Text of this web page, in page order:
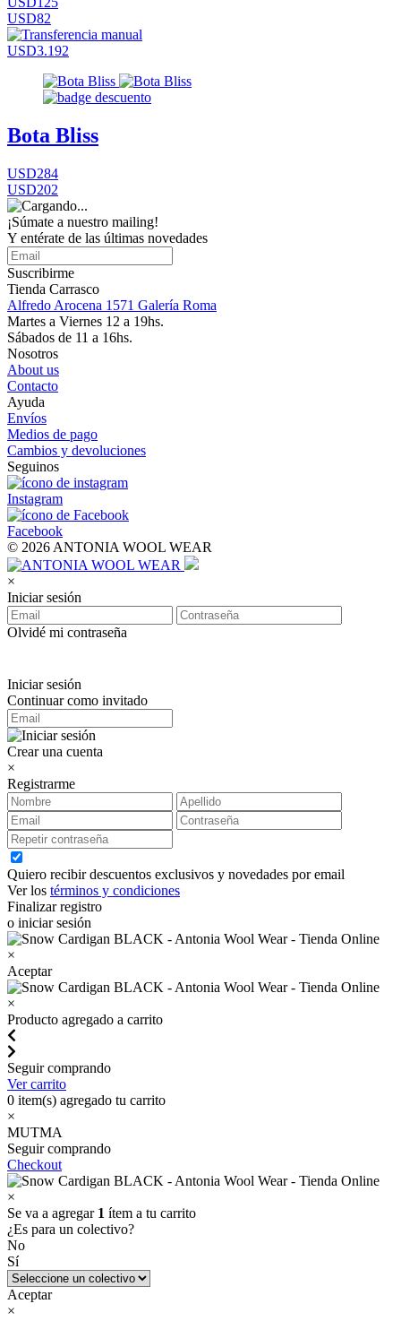
USD82
USD3.192
Bota Bliss
USD284
USD202
¡Súmate a nuestro mailing!
Y entérate de las últimas novedades
Suscribirme
Tienda Carrasco
Alfredo Arocena 1571 Galería Roma
Martes a Viernes 12 a 19hs.
Sábados de 11 a 16hs.
Nosotros
About us
Contacto
Ayuda
Envíos
Medios de pago
Cambios y devoluciones
Seguinos
Instagram
Facebook
© 2026 ANTONIA WOOL WEAR
×
Iniciar sesión
Olvidé mi contraseña
Iniciar sesión
Continuar como invitado
Crear una cuenta
×
Registrarme
Quiero recibir descuentos exclusivos y novedades por email
Ver los términos y condiciones
Finalizar registro
o iniciar sesión
×
Aceptar
×
Producto agregado a carrito
Seguir comprando
Ver carrito
0 item(s) agregado tu carrito
×
MUTMA
Seguir comprando
Checkout
×
Se va a agregar 1 ítem a tu carrito
¿Es para un colectivo?
No
Sí
Aceptar
×